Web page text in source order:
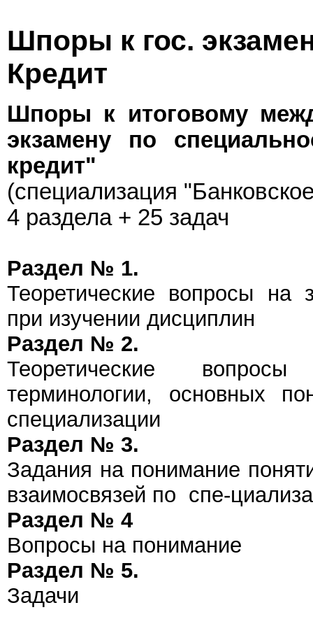
Шпоры к гос.
Кредит
Шпоры к итоговому
экзамену по
кредит"
(специализация
4 раздела + 25 задач
Раздел № 1.
Теоретические вопросы на
при изучении дисциплин
Раздел № 2.
Теоретические
терминологии, основных
специализации
Раздел № 3.
Задания на понимание
взаимосвязей по спе-
Раздел № 4
Вопросы на понимание
Раздел № 5.
Задачи